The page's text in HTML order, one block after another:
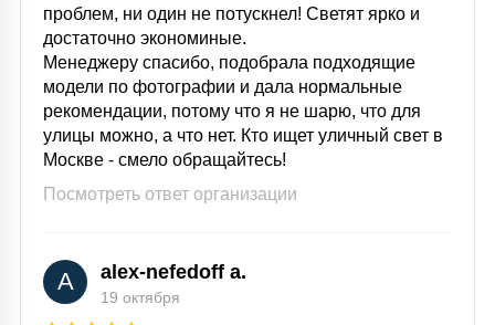
проблем, ни один не потускнел! Светят ярко и
достаточно экономиные.
Менеджеру спасибо, подобрала подходящие
модели по фотографии и дала нормальные
рекомендации, потому что я не шарю, что для
улицы можно, а что нет. Кто ищет уличный свет в
Москве - смело обращайтесь!
Посмотреть ответ организации
A alex-nefedoff a.
19 октября